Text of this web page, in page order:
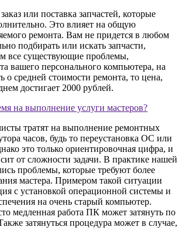
или поставка запчастей, которые
Это влияет на общую
ремонта. Вам не придется в любом
подбирать или искать запчасти,
все существующие проблемы,
вашего персонального компьютера, на
о средней стоимости ремонта, то цена,
достигает 2000 рублей.
на выполнение услуги мастеров?
тратят на выполнение ремонтных
часов, будь то переустановка ОС или
это только ориентировочная цифра, и
от сложности задачи. В практике нашей
проблемы, которые требуют более
мастера. Примером такой ситуации
с установкой операционной системы и
на очень старый компьютер.
медленная работа ПК может затянуть по
затянуться процедура может в случае,